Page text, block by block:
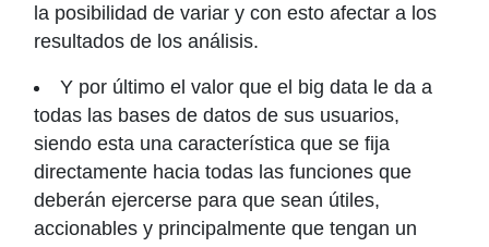
la posibilidad de variar y con esto afectar a los
resultados de los análisis.
Y por último el valor que el big data le da a
todas las bases de datos de sus usuarios,
siendo esta una característica que se fija
directamente hacia todas las funciones que
deberán ejercerse para que sean útiles,
accionables y principalmente que tengan un